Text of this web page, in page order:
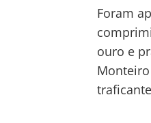
Foram
ouro e